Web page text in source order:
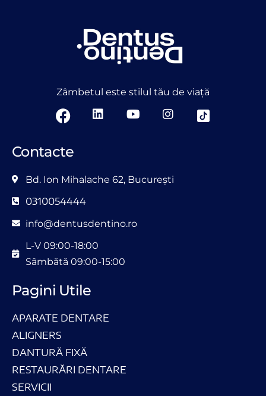
Zâmbetul este stilul tău de viață
Contacte
Bd. Ion Mihalache 62, București
0310054444
info@dentusdentino.ro
L-V 09:00-18:00
Sâmbătă 09:00-15:00
Pagini Utile
APARATE DENTARE
ALIGNERS
DANTURĂ FIXĂ
RESTAURĂRI DENTARE
SERVICII